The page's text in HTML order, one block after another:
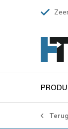
Terug